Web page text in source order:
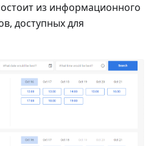
из информационного
доступных для